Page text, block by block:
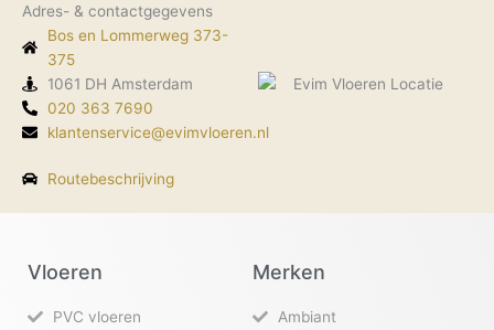
b
o
f
a
g
r
m
e
d
i
o
k
Adres- & contactgegevens
Bos en Lommerweg 373-
375
1061 DH Amsterdam
020 363 7690
klantenservice@evimvloeren.nl
Routebeschrijving
Vloeren
PVC vloeren
Merken
Ambiant